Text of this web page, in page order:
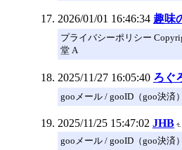
2026/01/01 16:46:34 趣味
プライバシーポリシー
堂 A
2025/11/27 16:05:40 ろぐ
gooメール / gooID（goo決済
2025/11/25 15:47:02 JHB
gooメール / gooID（goo決済